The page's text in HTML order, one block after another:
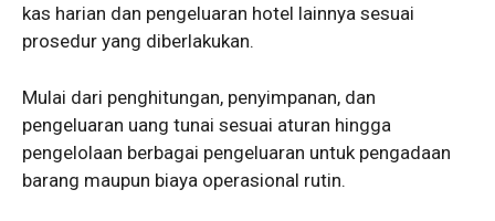
kas harian dan pengeluaran hotel lainnya sesuai
prosedur yang diberlakukan.
Mulai dari penghitungan, penyimpanan, dan
pengeluaran uang tunai sesuai aturan hingga
pengelolaan berbagai pengeluaran untuk pengadaan
barang maupun biaya operasional rutin.